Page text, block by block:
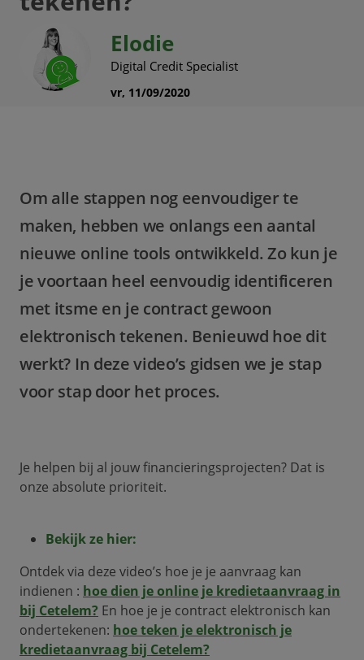
Elodie
Digital Credit Specialist
vr, 11/09/2020
Om alle stappen nog eenvoudiger te
maken, hebben we onlangs een aantal
nieuwe online tools ontwikkeld. Zo kun je
je voortaan heel eenvoudig identificeren
met itsme en je contract gewoon
elektronisch tekenen. Benieuwd hoe dit
werkt? In deze video’s gidsen we je stap
voor stap door het proces.
Je helpen bij al jouw financieringsprojecten? Dat is
onze absolute prioriteit.
Bekijk ze hier:
Ontdek via deze video’s hoe je je aanvraag kan
indienen : hoe dien je online je kredietaanvraag in
bij Cetelem? En hoe je je contract elektronisch kan
ondertekenen: hoe teken je elektronisch je
kredietaanvraag bij Cetelem?